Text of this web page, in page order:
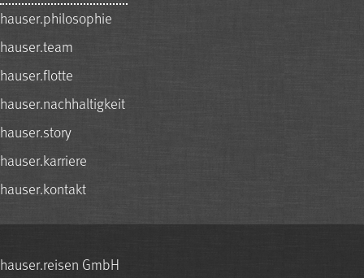
hauser.philosophie
hauser.team
hauser.flotte
hauser.nachhaltigkeit
hauser.story
hauser.karriere
hauser.kontakt
hauser.reisen GmbH